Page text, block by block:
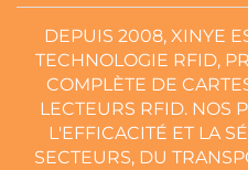
DEPUIS 2008, XINYE
TECHNOLOGIE RFID,
COMPLÈTE DE
LECTEURS RFID. NOS
L'EFFICACITÉ ET LA
SECTEURS, DU